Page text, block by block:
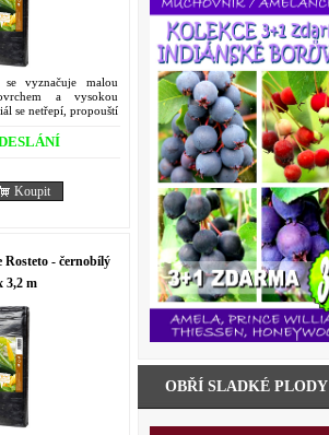
vyznačuje malou
a vysokou
se netřepí, propouští
Koupit
Rosteto - černobílý
3,2 m
OBŘÍ SLADKÉ PLODY